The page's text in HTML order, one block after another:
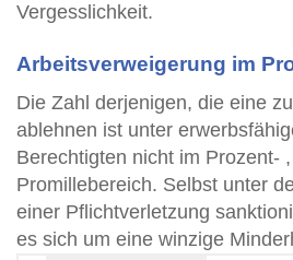
Vergesslichkeit.
Arbeitsverweigerung im
Die Zahl derjenigen, die eine
ablehnen ist unter
Berechtigten nicht im Prozent-
Promillebereich. Selbst unter
einer Pflichtverletzung
es sich um eine winzige